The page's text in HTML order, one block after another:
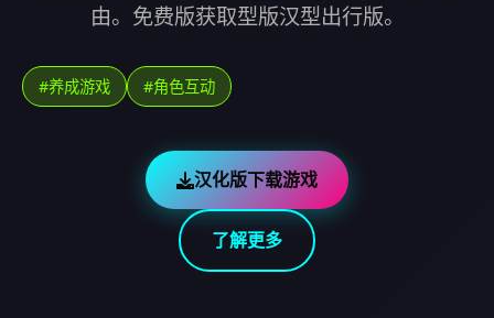
由。免费版获取型版汉型出行版。
#养成游戏 #角色互动
汉化版下载游戏
了解更多